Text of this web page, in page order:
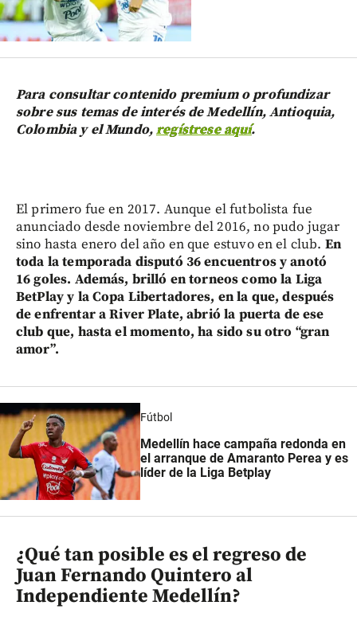
Para consultar contenido premium o profundizar
sobre sus temas de interés de Medellín, Antioquia,
Colombia y el Mundo,regístrese aquí.
El primero fue en 2017. Aunque el futbolista fue
anunciado desde noviembre del 2016, no pudo jugar
sino hasta enero del año en que estuvo en el club. En
toda la temporada disputó 36 encuentros y anotó
16 goles. Además, brilló en torneos como la Liga
BetPlay y la Copa Libertadores, en la que, después
de enfrentar a River Plate, abrió la puerta de ese
club que, hasta el momento, ha sido su otro “gran
amor”.
Fútbol
Medellín hace campaña redonda en
el arranque de Amaranto Perea y es
líder de la Liga Betplay
¿Qué tan posible es el regreso de
Juan Fernando Quintero al
Independiente Medellín?